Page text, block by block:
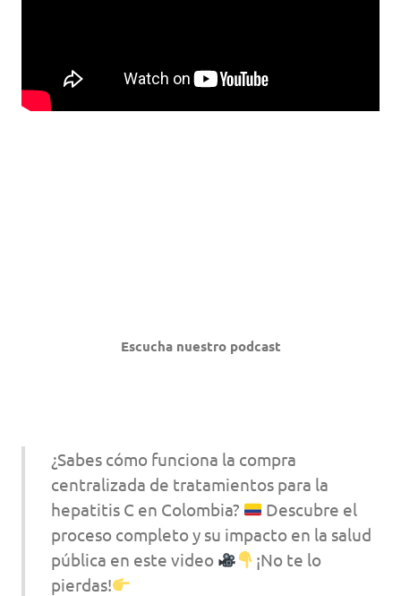
Escucha nuestro podcast
¿Sabes cómo funciona la compra
centralizada de tratamientos para la
hepatitis C en Colombia?
Descubre el
proceso completo y su impacto en la salud
pública en este video
¡No te lo
pierdas!